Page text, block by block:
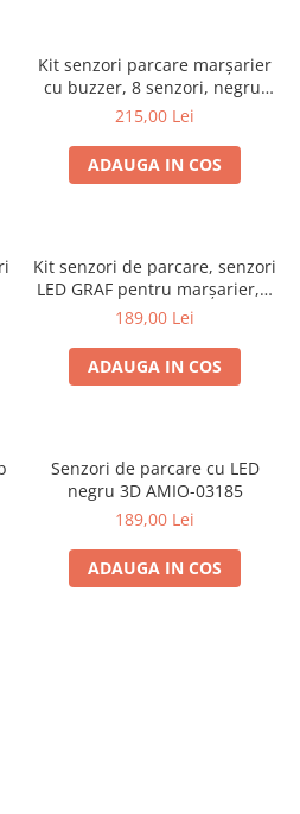
Kit senzori parcare marșarier
cu buzzer, 8 senzori, negru,
AMIO-01575
215,00 Lei
ADAUGA IN COS
Kit senzori de parcare, senzori
LED GRAF pentru marșarier, 4
senzori albi, AMIO-01563
189,00 Lei
ADAUGA IN COS
Senzori de parcare cu LED
negru 3D AMIO-03185
189,00 Lei
ADAUGA IN COS